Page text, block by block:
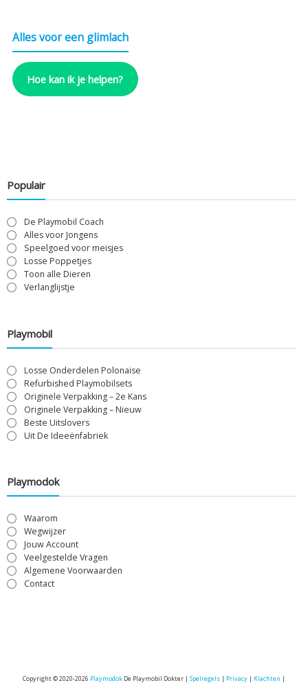
Alles voor een glimlach
Hoe kan ik je helpen?
Populair
De Playmobil Coach
Alles voor Jongens
Speelgoed voor meisjes
Losse Poppetjes
Toon alle Dieren
Verlanglijstje
Playmobil
Losse Onderdelen Polonaise
Refurbished Playmobilsets
Originele Verpakking – 2e Kans
Originele Verpakking – Nieuw
Beste Uitslovers
Uit De Ideeënfabriek
Playmodok
Waarom
Wegwijzer
Jouw Account
Veelgestelde Vragen
Algemene Voorwaarden
Contact
Copyright © 2020-2026 PlaymodokDe Playmobil Dokter | Spelregels| Privacy | Klachten |